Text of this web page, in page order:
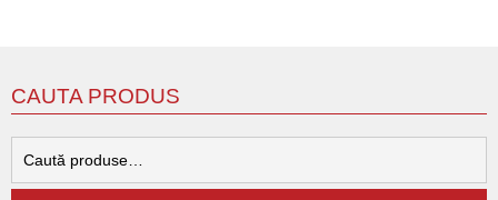
CAUTA PRODUS